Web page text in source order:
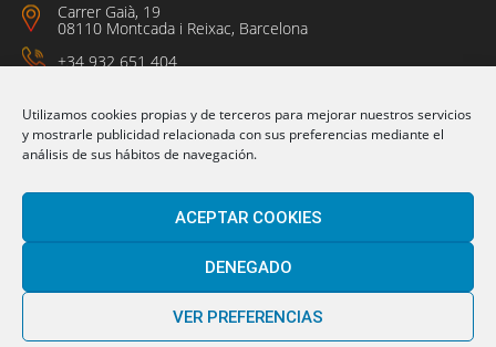
Utilizamos cookies propias y de terceros para mejorar nuestros servicios
y mostrarle publicidad relacionada con sus preferencias mediante el
análisis de sus hábitos de navegación.
ACEPTAR COOKIES
DENEGADO
VER PREFERENCIAS
Carrer Gaià, 19
08110 Montcada i Reixac, Barcelona
+34 932 651 404
15:00 a 18:00